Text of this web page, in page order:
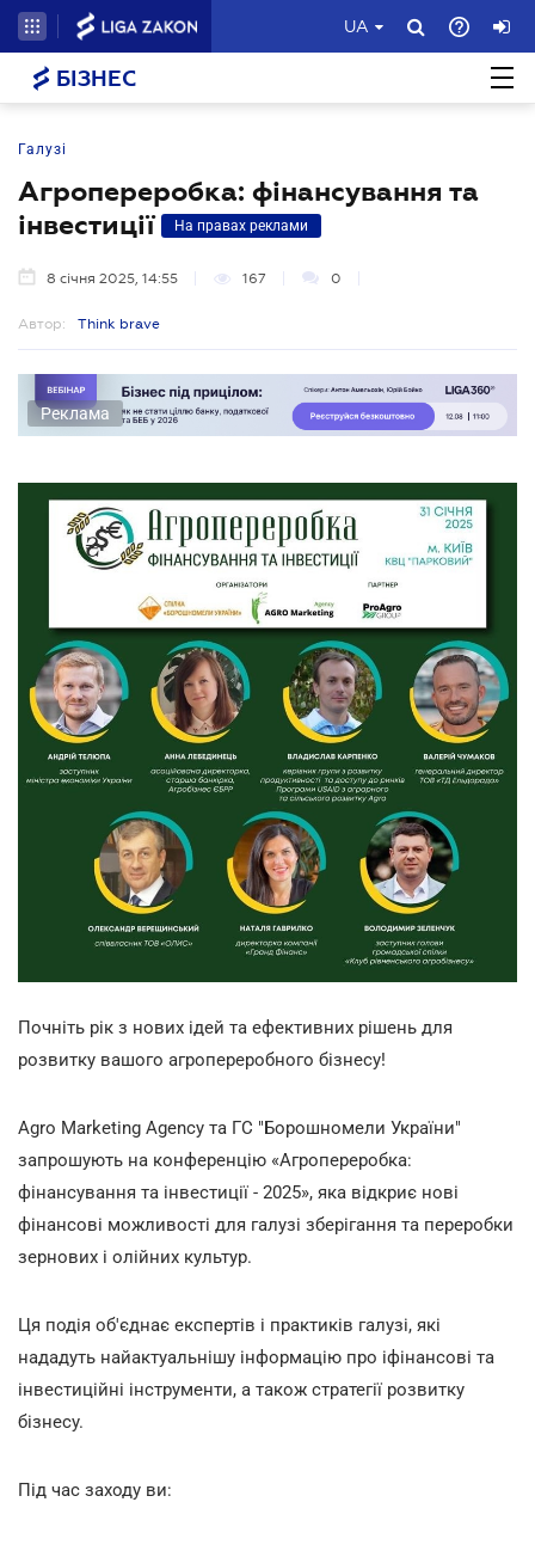
UA
БІЗНЕС
Галузі
Агропереробка: фінансування та
інвестиції
На правах реклами
8 січня 2025, 14:55 167 0
Автор: Think brave
Реклама
Почніть рік з нових ідей та ефективних рішень для
розвитку вашого агропереробного бізнесу!
Agro Marketing Agency та ГС "Борошномели України"
запрошують на конференцію «Агропереробка:
фінансування та інвестиції - 2025», яка відкриє нові
фінансові можливості для галузі зберігання та переробки
зернових і олійних культур.
Ця подія об'єднає експертів і практиків галузі, які
нададуть найактуальнішу інформацію про іфінансові та
інвестиційні інструменти, а також стратегії розвитку
бізнесу.
Під час заходу ви: